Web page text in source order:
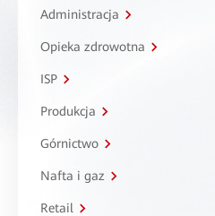
Administracja
Opieka zdrowotna
ISP
Produkcja
Górnictwo
Nafta i gaz
Retail